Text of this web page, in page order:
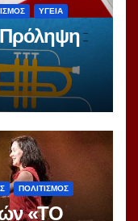
ΥΓΕΙΑ
Πρόληψη
ΠΟΛΙΤΙΣΜΟΣ
«ΤΟ